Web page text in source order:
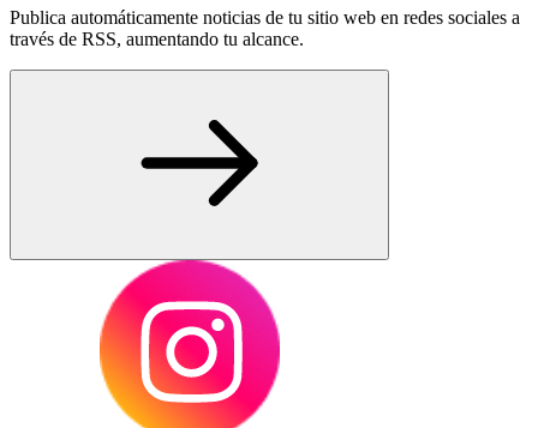
Publica automáticamente noticias de tu sitio web en redes sociales a
través de RSS, aumentando tu alcance.